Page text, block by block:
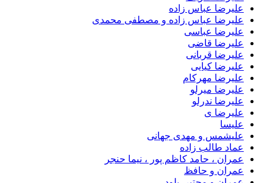
علیرضا عباس زاده
علیرضا عباس زاده و مصطفی محمدی
علیرضا عباسی
علیرضا قاضی
علیرضا قربانی
علیرضا کیایی
علیرضا مهرکام
علیرضا میرلو
علیرضا ندرلو
علیرضا ی
علیسا
علیشمس و مهدی جهانی
عماد طالب زاده
عمران ، حامد کاظم پور ، نیما حنجر
عمران و حافظ